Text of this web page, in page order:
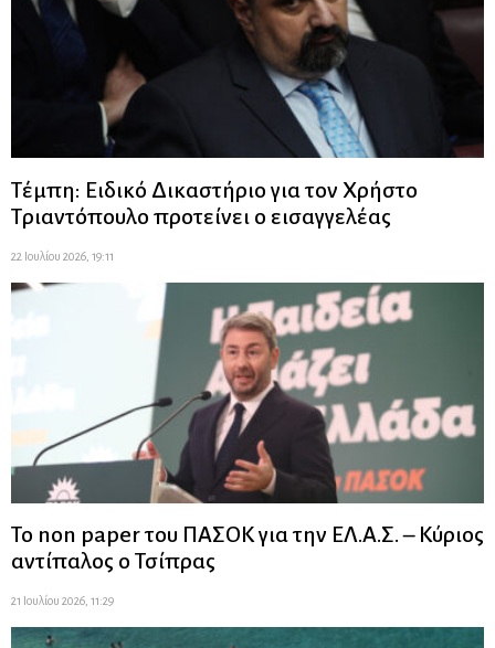
Τέμπη: Ειδικό Δικαστήριο για τον Χρήστο
Τριαντόπουλο προτείνει ο εισαγγελέας
22 Ιουλίου 2026, 19:11
Το non paper του ΠΑΣΟΚ για την ΕΛ.Α.Σ. – Κύριος
αντίπαλος ο Τσίπρας
21 Ιουλίου 2026, 11:29